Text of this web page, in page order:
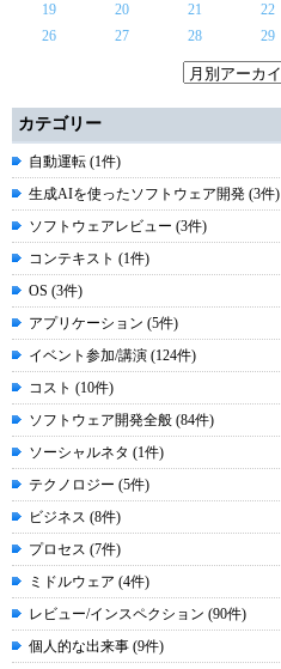
19
20 21 22
26
27 28 29
カテゴリー
自動運転 (1件)
生成AIを使ったソフトウェア開発 (3件)
ソフトウェアレビュー (3件)
コンテキスト (1件)
OS (3件)
アプリケーション (5件)
イベント参加/講演 (124件)
コスト (10件)
ソフトウェア開発全般 (84件)
ソーシャルネタ (1件)
テクノロジー (5件)
ビジネス (8件)
プロセス (7件)
ミドルウェア (4件)
レビュー/インスペクション (90件)
個人的な出来事 (9件)